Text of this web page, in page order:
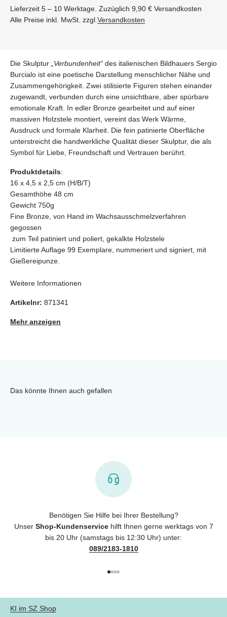
Lieferzeit 5 – 10 Werktage. Zuzüglich 9,90 € Versandkosten
Alle Preise inkl. MwSt. zzgl. Versandkosten
Die Skulptur „Verbundenheit“ des italienischen Bildhauers Sergio
Burcialo ist eine poetische Darstellung menschlicher Nähe und
Zusammengehörigkeit. Zwei stilisierte Figuren stehen einander
zugewandt, verbunden durch eine unsichtbare, aber spürbare
emotionale Kraft. In edler Bronze gearbeitet und auf einer
massiven Holzstele montiert, vereint das Werk Wärme,
Ausdruck und formale Klarheit. Die fein patinierte Oberfläche
unterstreicht die handwerkliche Qualität dieser Skulptur, die als
Symbol für Liebe, Freundschaft und Vertrauen berührt.
Produktdetails:
16 x 4,5 x 2,5 cm (H/B/T)
Gesamthöhe 48 cm
Gewicht 750g
Fine Bronze, von Hand im Wachsausschmelzverfahren
gegossen
zum Teil patiniert und poliert, gekalkte Holzstele
Limitierte Auflage 99 Exemplare, nummeriert und signiert, mit
Gießereipunze.
Weitere Informationen
Artikelnr: 871341
Mehr anzeigen
Das könnte Ihnen auch gefallen
Benötigen Sie Hilfe bei Ihrer Bestellung?
Unser Shop-Kundenservicehilft Ihnen gerne werktags von 7
bis 20 Uhr (samstags bis 12:30 Uhr) unter:
089/2183-1810
KI im SZ Shop